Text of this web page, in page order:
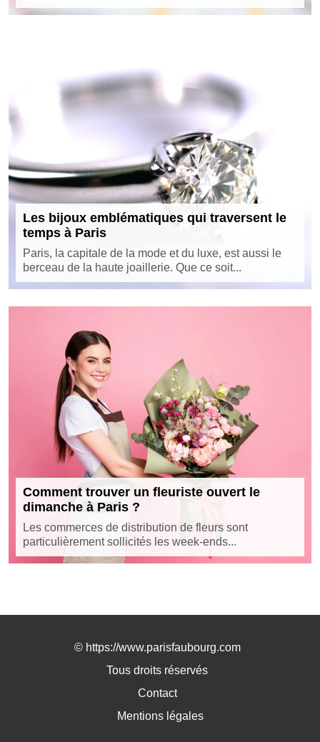
Les bijoux emblématiques qui traversent le
temps à Paris
Paris, la capitale de la mode et du luxe, est aussi le
berceau de la haute joaillerie. Que ce soit...
Comment trouver un fleuriste ouvert le
dimanche à Paris ?
Les commerces de distribution de fleurs sont
particulièrement sollicités les week-ends...
© https://www.parisfaubourg.com
Tous droits réservés
Contact
Mentions légales